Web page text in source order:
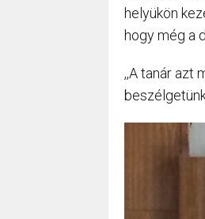
helyükön
hogy még a
,,A tanár azt